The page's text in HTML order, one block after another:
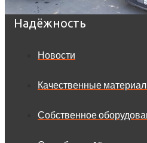
Надёжность
Новости
Качественные
Собственное